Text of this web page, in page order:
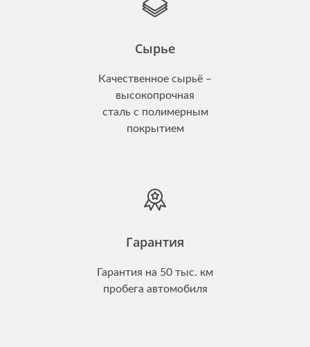
Сырье
Качественное сырьё –
высокопрочная
сталь с полимерным
покрытием
Гарантия
Гарантия на 50 тыс. км
пробега автомобиля